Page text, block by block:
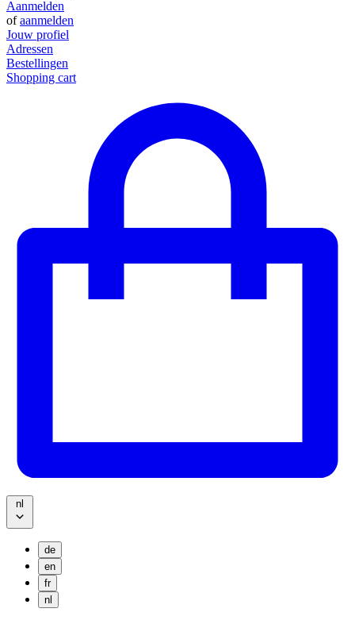
Aanmelden
ofaanmelden
Jouw profiel
Adressen
Bestellingen
Shopping cart
nl
de
en
fr
nl